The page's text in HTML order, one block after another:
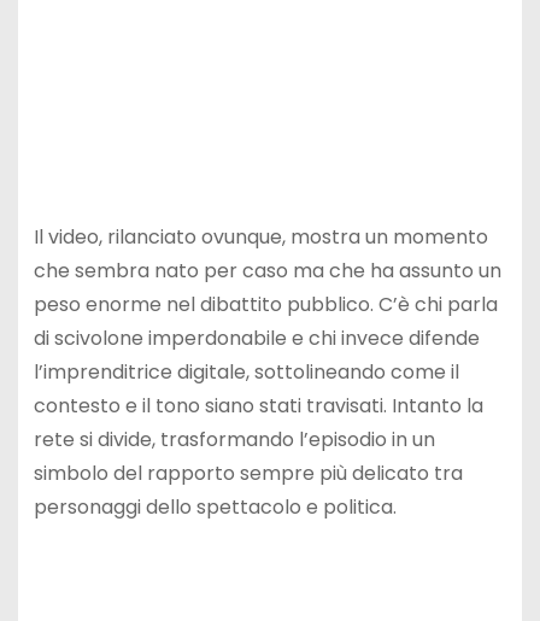
Il video, rilanciato ovunque, mostra un momento
che sembra nato per caso ma che ha assunto un
peso enorme nel dibattito pubblico. C’è chi parla
di scivolone imperdonabile e chi invece difende
l’imprenditrice digitale, sottolineando come il
contesto e il tono siano stati travisati. Intanto la
rete si divide, trasformando l’episodio in un
simbolo del rapporto sempre più delicato tra
personaggi dello spettacolo e politica.